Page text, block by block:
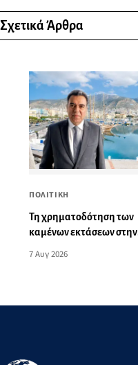
Σχετικά Άρθρα
ΠΟΛΙΤΙΚΗ
Τη χρηματοδότηση των
καμένων εκτάσεων στην
αντιπλημμυρικών και
και κτηνοτρόφων που
7 Αυγ 2026